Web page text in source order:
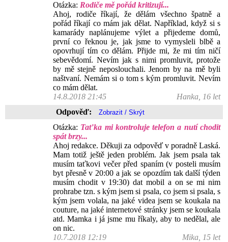
Otázka: Rodiče mě pořád kritizují...
Ahoj, rodiče říkají, že dělám všechno špatně a
pořád říkají co mám jak dělat. Například, když si s
kamarády naplánujeme výlet a přijedeme domů,
první co řeknou je, jak jsme to vymysleli blbě a
opovrhují tím co dělám. Přijde mi, že mi tím ničí
sebevědomí. Nevím jak s nimi promluvit, protože
by mě stejně neposlouchali. Jenom by na mě byli
naštvaní. Nemám si o tom s kým promluvit. Nevím
co mám dělat.
14.8.2018 21:45
Hanka, 16 let
Odpověď:
Otázka: Taťka mi kontroluje telefon a nutí chodit
spát brzy...
Ahoj redakce. Děkuji za odpověď v poradně Laská.
Mam totiž ještě jeden problém. Jak jsem psala tak
musím taťkovi večer před spaním (v posteli musím
byt přesně v 20:00 a jak se opozdím tak další týden
musím chodit v 19:30) dat mobil a on se mi nim
prohrabe tzn. s kým jsem si psala, co jsem si psala, s
kým jsem volala, na jaké videa jsem se koukala na
couture, na jaké internetové stránky jsem se koukala
atd. Mamka i já jsme mu říkaly, aby to nedělal, ale
on nic.
10.7.2018 12:19
Mika, 15 let